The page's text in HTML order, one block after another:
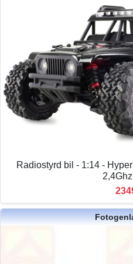
Radiostyrd bil - 1:14 -